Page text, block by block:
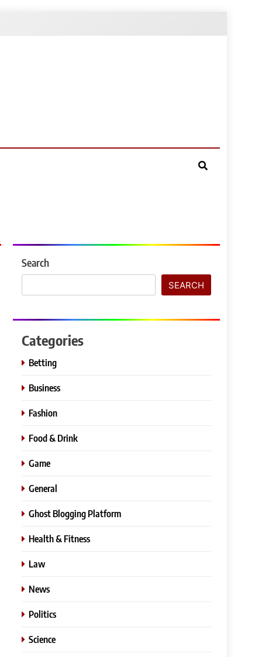
Search
SEARCH
Categories
Betting
Business
Fashion
Food & Drink
Game
General
Ghost Blogging Platform
Health & Fitness
Law
News
Politics
Science